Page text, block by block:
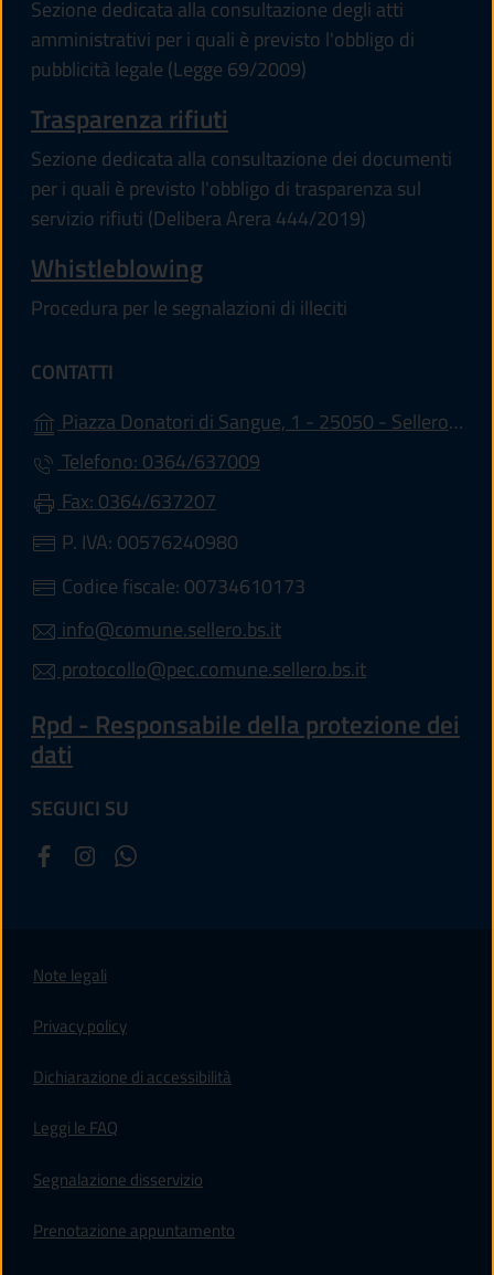
Sezione dedicata alla consultazione degli atti
amministrativi per i quali è previsto l'obbligo di
pubblicità legale (Legge 69/2009)
Trasparenza rifiuti
Sezione dedicata alla consultazione dei documenti
per i quali è previsto l'obbligo di trasparenza sul
servizio rifiuti (Delibera Arera 444/2019)
Whistleblowing
Procedura per le segnalazioni di illeciti
CONTATTI
Piazza Donatori di Sangue, 1 - 25050 - Sellero (BS)
Telefono: 0364/637009
Fax: 0364/637207
P. IVA: 00576240980
Codice fiscale: 00734610173
info@comune.sellero.bs.it
protocollo@pec.comune.sellero.bs.it
Rpd - Responsabile della protezione dei
dati
SEGUICI SU
Note legali
Privacy policy
Dichiarazione di accessibilità
Leggi le FAQ
Segnalazione disservizio
Prenotazione appuntamento